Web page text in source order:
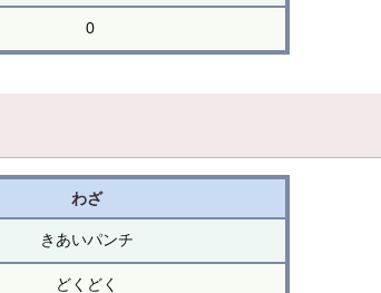
0
わざ
きあいパンチ
どくどく